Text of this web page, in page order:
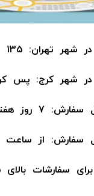
135 هزار تومان
در شهر کرج: پس
7 روز هفته
از ساعت 12 الی 19